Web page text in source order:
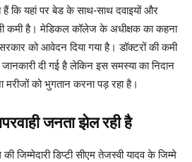
कि यहां पर बेड के साथ-साथ दवाइयों और
कमी है। मेडिकल कॉलेज के अधीक्षक का कहना
को आवेदन दिया गया है। डॉक्टरों की कमी
दी गई है लेकिन इस समस्या का निदान
को भुगतान करना पड़ रहा है।
जनता झेल रही है
की जिम्मेदारी डिप्टी सीएम तेजस्वी यादव के जिम्मे